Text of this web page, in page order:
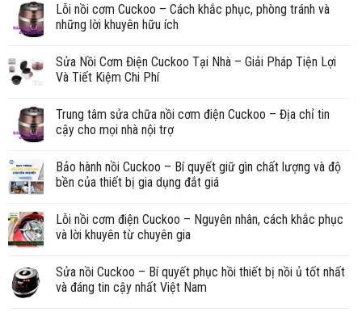
Lỗi nồi cơm Cuckoo – Cách khắc phục, phòng tránh và
những lời khuyên hữu ích
Sửa Nồi Cơm Điện Cuckoo Tại Nhà – Giải Pháp Tiện Lợi
Và Tiết Kiệm Chi Phí
Trung tâm sửa chữa nồi cơm điện Cuckoo – Địa chỉ tin
cậy cho mọi nhà nội trợ
Bảo hành nồi Cuckoo – Bí quyết giữ gìn chất lượng và độ
bền của thiết bị gia dụng đắt giá
Lỗi nồi cơm điện Cuckoo – Nguyên nhân, cách khắc phục
và lời khuyên từ chuyên gia
Sửa nồi Cuckoo – Bí quyết phục hồi thiết bị nồi ủ tốt nhất
và đáng tin cậy nhất Việt Nam